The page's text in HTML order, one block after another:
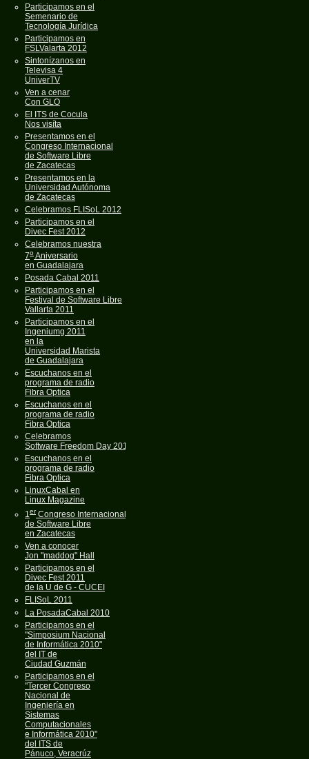
Participamos en el
Semenario de
Tecnología Jurídica
Participamos en
FSLValarta 2012
Sintonízanos en
Televisa 4
UniverTV
Ven a cenar
Con GLO
El ITS de Cocula
Nos visíta
Presentamos en el
Congreso Internacional
de Software Libre
de Zacatecas
Presentamos en la
Universidad Autónoma
de Zacatecas
Celebramos FLISoL 2012
Participamos en el
Divec Fest 2012
Celebramos nuestra
7oAniversario
en Guadalajara
Posada Cabal 2011
Participamos en el
Festival de Software Libre
Vallarta 2011
Participamos en el
Ingeniumg 2011
en la
Universidad Marista
de Guadalajara
Escuchanos en el
programa de radio
Fibra Optica
Escuchanos en el
programa de radio
Fibra Optica
Celebramos
Software Freedom Day 2011
Escuchanos en el
programa de radio
Fibra Optica
LinuxCabal en
Linux Magazine
1er Congreso Internacional
de Software Libre
en Zacatecas
Ven a conocer
Jon "maddog" Hall
Participamos en el
Divec Fest 2011
de la U de G - CUCEI
FLISoL 2011
La PosadaCabal 2010
Participamos en el
"Simposium Nacional
de Informática 2010"
del IT de
Ciudad Guzmán
Participamos en el
"Tercer Congreso
Nacional de
Ingeniería en
Sistemas
Computacionales
e Informática 2010"
del ITS de
Pánuco, Veracrúz